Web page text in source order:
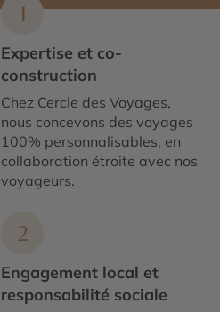
1
Expertise et co-
construction
Chez Cercle des Voyages,
nous concevons des voyages
100% personnalisables, en
collaboration étroite avec nos
voyageurs.
2
Engagement local et
responsabilité sociale